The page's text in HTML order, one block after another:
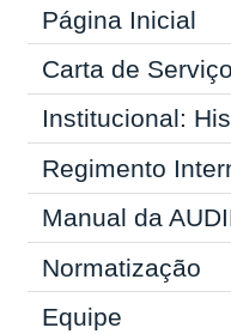
Página Inicial
Carta de
Institucional:
Regimento
Manual da
Normatização
Equipe